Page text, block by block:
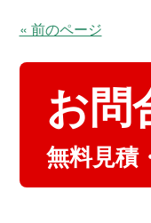
« 前のページ
お問
無料見積